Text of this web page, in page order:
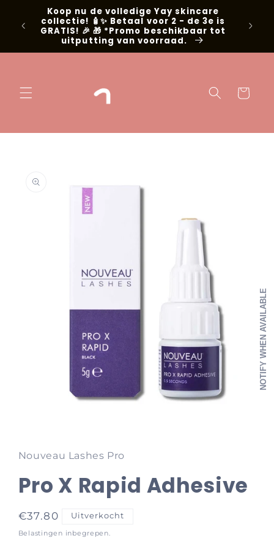
Meteen naar
de content
Koop nu de volledige Yay skincare
collectie! 🧴✨ Betaal voor 2 - de 3e is
GRATIS! 🎉 🎁 *Promo beschikbaar tot
uitputting van voorraad.
in
modaal
Nouveau Lashes Pro
Pro X Rapid Adhesive
Normale
prijs
€37.80 Uitverkocht
Belastingen inbegrepen.
NOTIFY WHEN AVAILABLE